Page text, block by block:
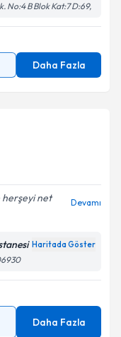
No:4 B Blok Kat:7 D:69,
Daha Fazla
herşeyi net
Devamı
Haritada Göster
Daha Fazla